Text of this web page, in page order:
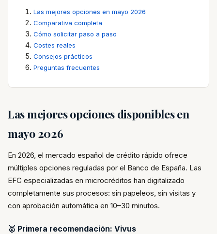
Las mejores opciones en mayo 2026
Comparativa completa
Cómo solicitar paso a paso
Costes reales
Consejos prácticos
Preguntas frecuentes
Las mejores opciones disponibles en
mayo 2026
En 2026, el mercado español de crédito rápido ofrece
múltiples opciones reguladas por el Banco de España. Las
EFC especializadas en microcréditos han digitalizado
completamente sus procesos: sin papeleos, sin visitas y
con aprobación automática en 10–30 minutos.
🥇 Primera recomendación: Vivus